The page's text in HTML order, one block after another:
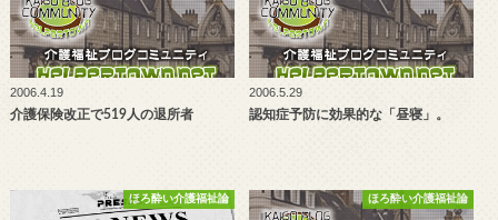
2006.4.19
介護保険改正で519人の退所者
2006.5.29
認知症予防に効果的な「昼寝」。
ほろ酔い介護福祉論 ほろ酔い介護福祉論